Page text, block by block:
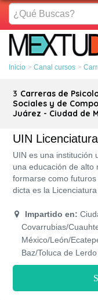
¿Qué
Buscas?
Inicio Canal cursos
3 Carreras de
Sociales y de
Juárez - Ciudad de
UIN
UIN es una institución
una educación de alto
formarse como
dicta es la
diversos turnos:
mixtos.
Impartido en:
Covarrubias/
México/León/
Baz/Toluca de Lerdo